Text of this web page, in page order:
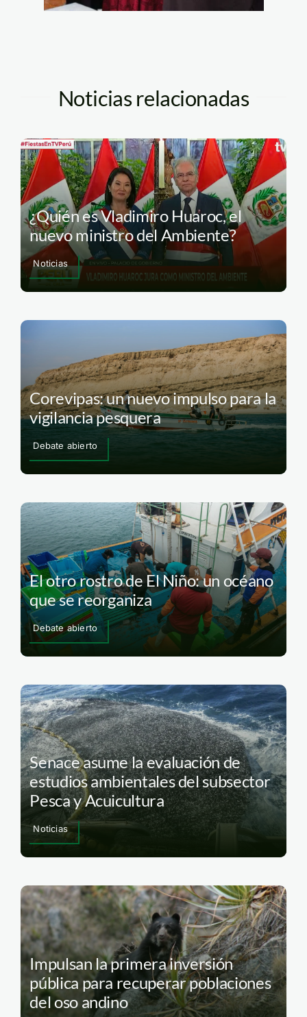
Noticias relacionadas
¿Quién es Vladimiro Huaroc, el
nuevo ministro del Ambiente?
Noticias
Corevipas: un nuevo impulso para la
vigilancia pesquera
Debate abierto
El otro rostro de El Niño: un océano
que se reorganiza
Debate abierto
Senace asume la evaluación de
estudios ambientales del subsector
Pesca y Acuicultura
Noticias
Impulsan la primera inversión
pública para recuperar poblaciones
del oso andino